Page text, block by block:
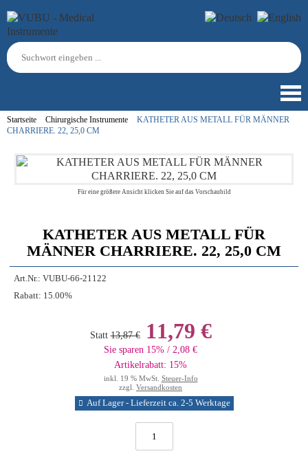
Startseite Chirurgische Instrumente
KATHETER AUS METALL FÜR MÄNNER
CHARRIERE. 22, 25,0 CM
Für eine größere Ansicht klicken Sie auf das Vorschaubild
KATHETER AUS METALL FÜR
MÄNNER CHARRIERE. 22, 25,0 CM
Art.Nr.: VUBU-66-21122
Rabatt: 15.00%
Statt 13,87 €11,79 €
Sie sparen 15% / 2,08 €
Artikelrabatt: 15%
inkl. 19 % MwSt. Steuer-Info
zzgl. Versandkosten
Auf Lager - Lieferzeit ca. 2-5 Werktage